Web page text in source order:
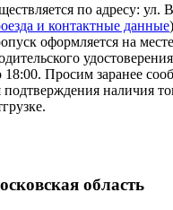
по адресу: ул.
и контактные данные
оформляется на
18:00. Просим заранее
подтверждения наличия
область